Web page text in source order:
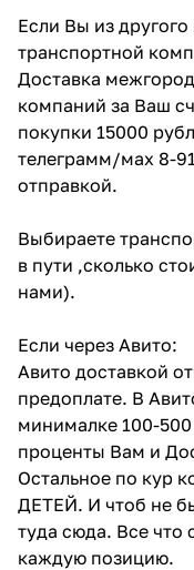
Если Вы из
транспортной
Доставка
компаний за Ваш
покупки 15000
телеграмм/мах 8-
отправкой.
Выбираете
в пути ,сколько
нами).
Если через Авито:
Авито доставкой
предоплате. В
минималке 100-500
проценты Вам и
Остальное по кур
ДЕТЕЙ. И чтоб не
туда сюда. Все что
каждую позицию.